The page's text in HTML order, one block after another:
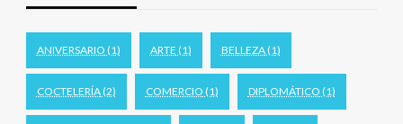
ANIVERSARIO (1) ARTE (1) BELLEZA(1)
COCTELERÍA(2) COMERCIO (1) DIPLOMÁTICO (1)